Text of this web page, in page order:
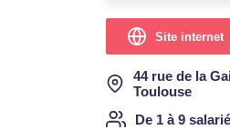
Site internet
44 rue de la
Toulouse
De 1 à 9